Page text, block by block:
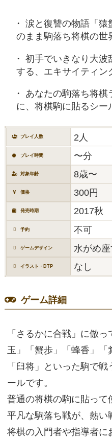
涙と復讐の物語「猿
のまま駒落ち将棋の世
初手でいきなり大波
する、エキサイティン
あなたの駒落ち将棋
に、将棋駒に貼るシー
プレイ人数 2人
プレイ時間 〜分
対象年齢 8歳〜
価格 300円
発売時期 2017秋
予約 不可
ゲームデザイン 水がめ座
イラスト・DTP なし
ゲーム詳細
「さるかに合戦」に倣
玉」「蟹歩」「蜂香」「
「臼将」といった駒で
ールです。
普通の将棋の駒に貼って
平凡な駒落ち戦が、熱い
将棋の入門者や指導者に